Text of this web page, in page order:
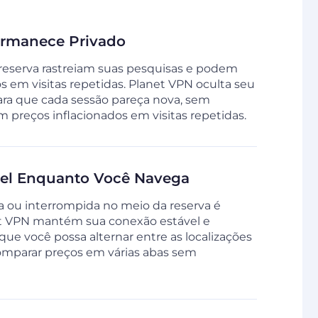
Privado
rastreiam suas pesquisas e podem
em visitas repetidas. Planet VPN oculta seu
que cada sessão pareça nova, sem
preços inflacionados em visitas repetidas.
Enquanto Você Navega
ou interrompida no meio da reserva é
VPN mantém sua conexão estável e
você possa alternar entre as localizações
preços em várias abas sem